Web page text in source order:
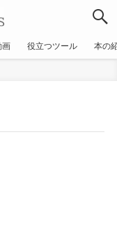
画 役立つツール 本の